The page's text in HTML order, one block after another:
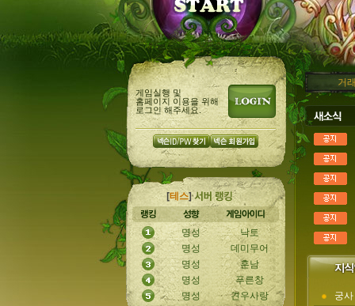
게임실행 및
홈페이지 이용을 위해
로그인 해주세요.
멜
[테스]
명성
낙토
명성
데미무어
명성
훈남
명성
푸른창
명성
견우사랑
궁